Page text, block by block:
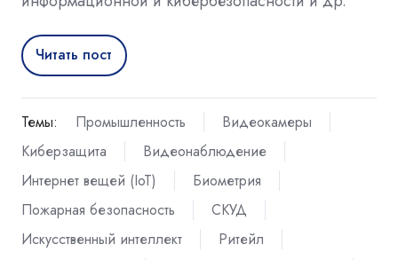
Читать пост
Темы: Промышленность
Видеокамеры
Киберзащита
Видеонаблюдение
Интернет вещей (IoT)
Биометрия
Пожарная безопасность
СКУД
Искусственный интеллект
Ритейл